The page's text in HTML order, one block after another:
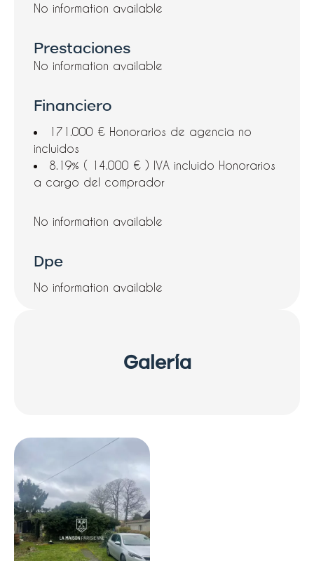
No information available
Prestaciones
No information available
Financiero
171.000 € Honorarios de agencia no
incluidos
8.19% ( 14.000 € ) IVA incluido Honorarios
a cargo del comprador
No information available
Dpe
No information available
Galería